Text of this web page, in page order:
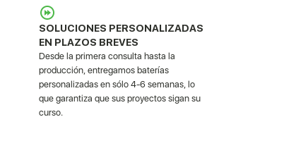
SOLUCIONES PERSONALIZADAS
EN PLAZOS BREVES
Desde la primera consulta hasta la
producción, entregamos baterías
personalizadas en sólo 4-6 semanas, lo
que garantiza que sus proyectos sigan su
curso.